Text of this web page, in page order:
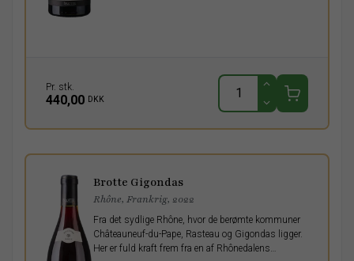
Pr. stk.
440,00 DKK
Brotte Gigondas
Rhône, Frankrig, 2022
Fra det sydlige Rhône, hvor de berømte kommuner
Châteauneuf-du-Pape, Rasteau og Gigondas ligger.
Her er fuld kraft frem fra en af Rhônedalens